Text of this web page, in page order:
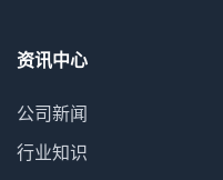
资讯中心
公司新闻
行业知识